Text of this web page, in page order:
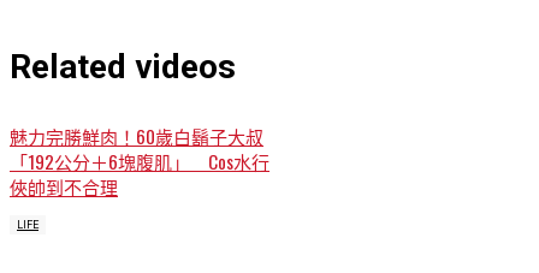
Related videos
魅力完勝鮮肉！60歲白鬍子大叔
「192公分＋6塊腹肌」 Cos水行
俠帥到不合理
LIFE